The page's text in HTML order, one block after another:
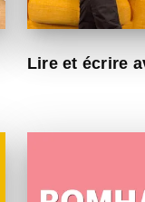
Lire et écrire